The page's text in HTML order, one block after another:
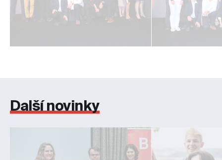
Další novinky